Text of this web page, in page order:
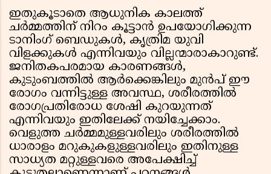
ഇതുകൂടാതെ ആധുനിക കാലത്ത്
ചർമ്മത്തിന് നിറം കൂട്ടാൻ ഉപയോഗിക്കുന്ന
ടാനിംഗ് ബെഡുകൾ, കൃത്രിമ യുവി
വിളക്കുകൾ എന്നിവയും വില്ലന്മാരാകാറുണ്ട്.
ജനിതകപരമായ കാരണങ്ങൾ,
കുടുംബത്തിൽ ആർക്കെങ്കിലും മുൻപ് ഈ
രോഗം വന്നിട്ടുള്ള അവസ്ഥ, ശരീരത്തിൽ
രോഗപ്രതിരോധ ശേഷി കുറയുന്നത്
എന്നിവയും ഇതിലേക്ക് നയിച്ചേക്കാം.
വെളുത്ത ചർമ്മമുള്ളവരിലും ശരീരത്തിൽ
ധാരാളം മറുകുകളുള്ളവരിലും ഇതിനുള്ള
സാധ്യത മറ്റുള്ളവരെ അപേക്ഷിച്ച്